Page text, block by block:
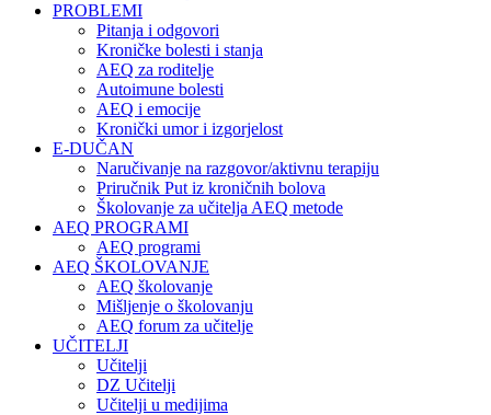
PROBLEMI
Pitanja i odgovori
Kroničke bolesti i stanja
AEQ za roditelje
Autoimune bolesti
AEQ i emocije
Kronički umor i izgorjelost
E-DUČAN
Naručivanje na razgovor/aktivnu terapiju
Priručnik Put iz kroničnih bolova
Školovanje za učitelja AEQ metode
AEQ PROGRAMI
AEQ programi
AEQ ŠKOLOVANJE
AEQ školovanje
Mišljenje o školovanju
AEQ forum za učitelje
UČITELJI
Učitelji
DZ Učitelji
Učitelji u medijima